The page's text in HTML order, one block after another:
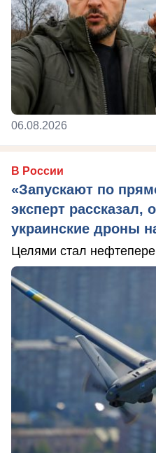
06.08.2026
В России
«Запускают по
эксперт рассказал,
украинские дроны
Целями стал